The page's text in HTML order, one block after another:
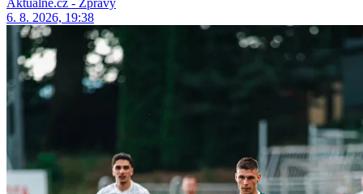
Aktuálně.cz - Zprávy
6. 8. 2026, 19:38